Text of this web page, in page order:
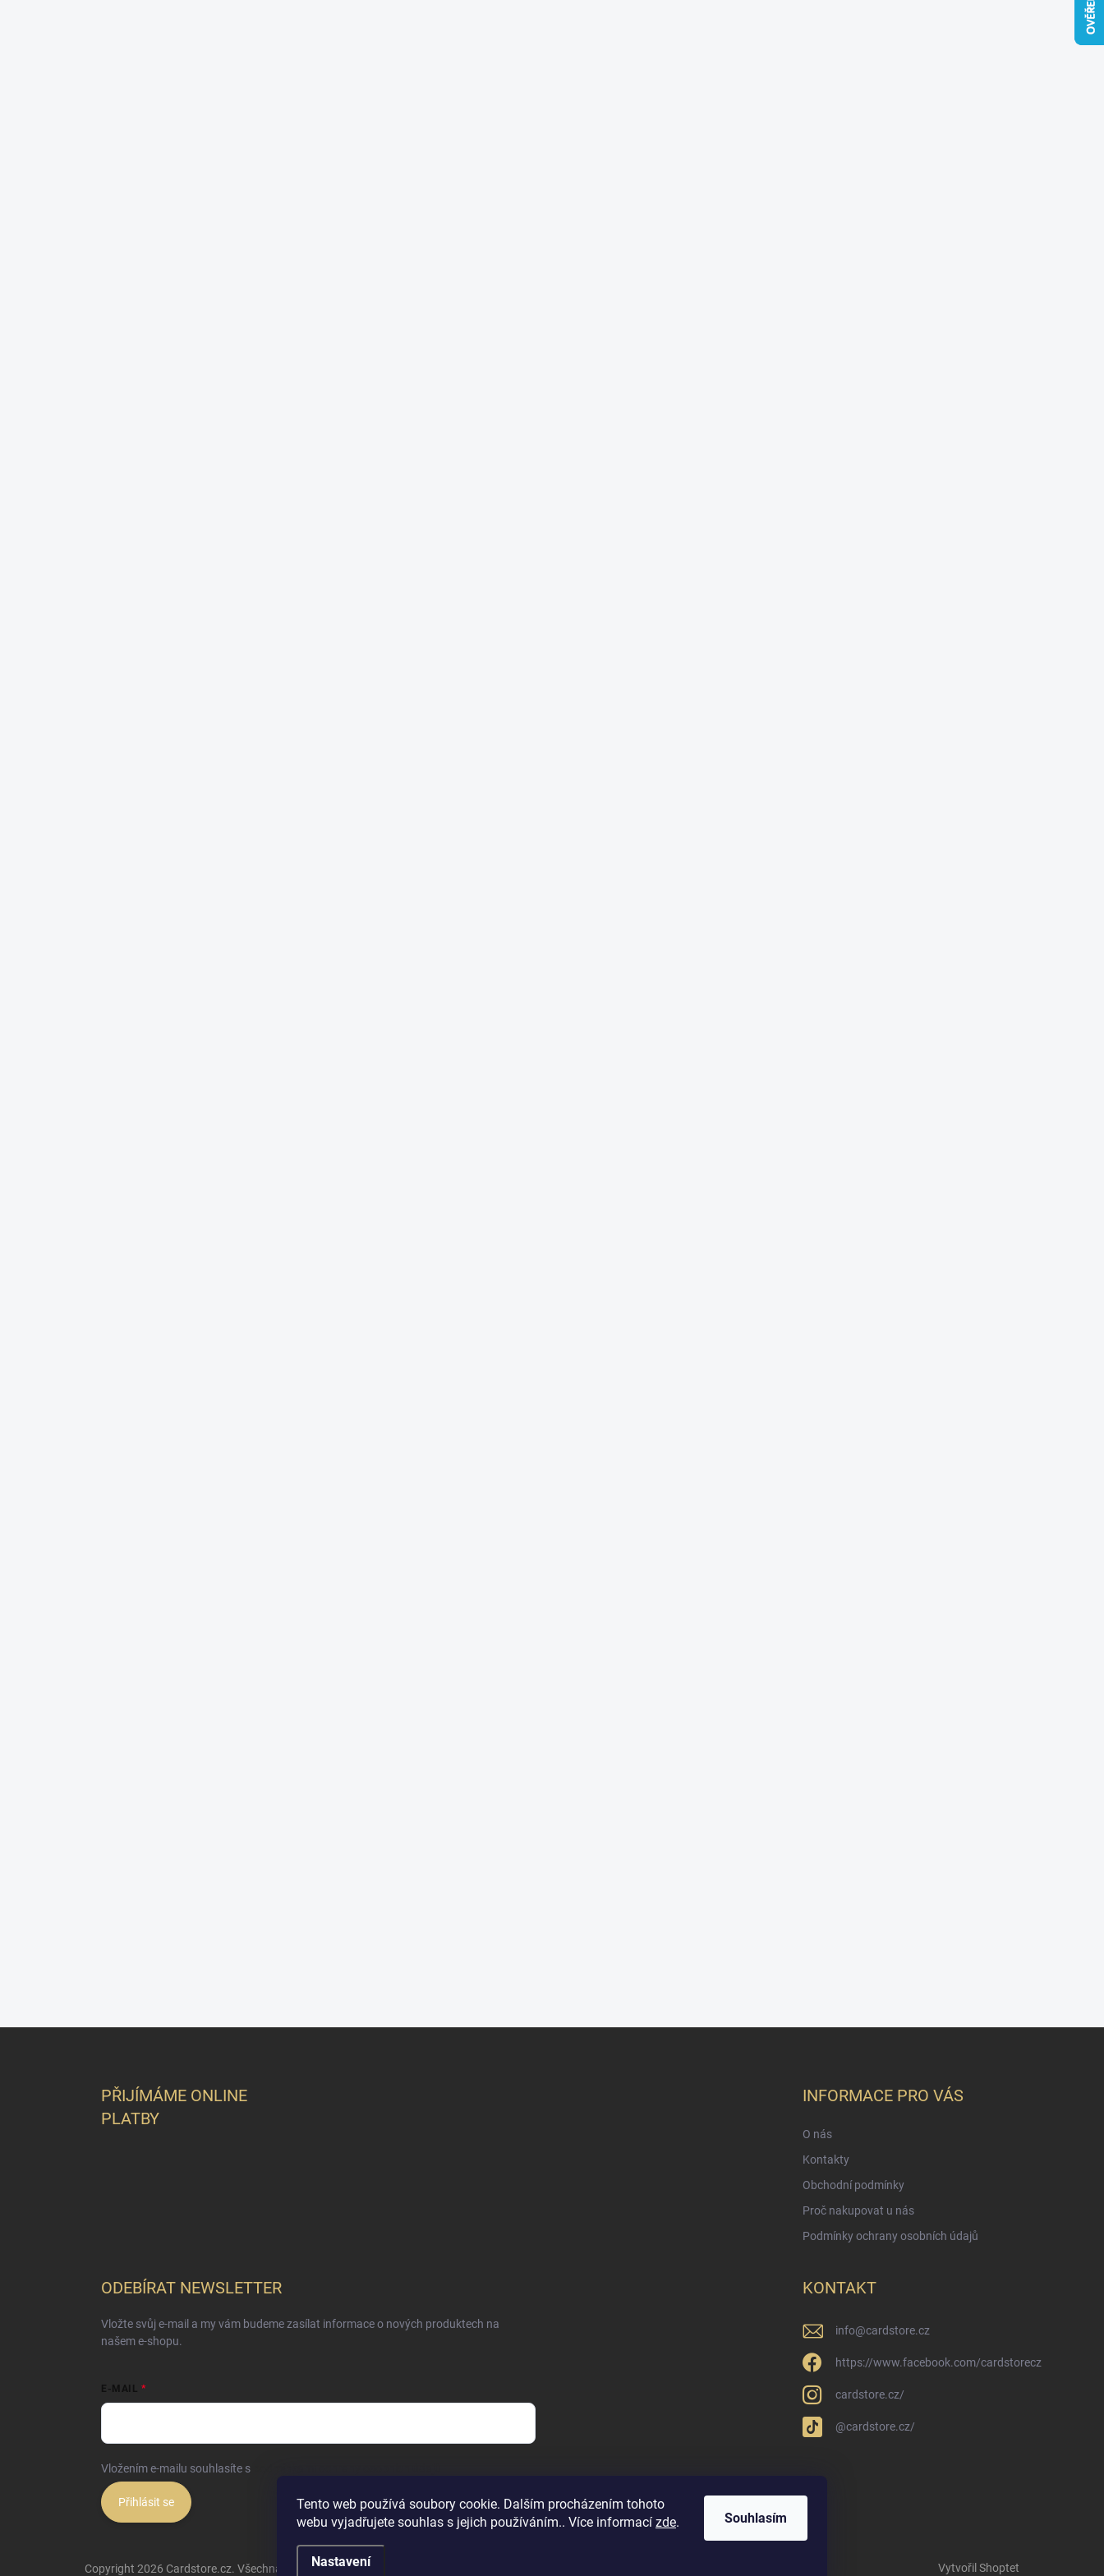
Tento web používá soubory cookie. Dalším procházením tohoto
webu vyjadřujete souhlas s jejich používáním.. Více informací zde.
Nastavení
Souhlasím
PŘIJÍMÁME ONLINE
PLATBY
INFORMACE PRO VÁS
O nás
Kontakty
Obchodní podmínky
Proč nakupovat u nás
Podmínky ochrany osobních údajů
ODEBÍRAT NEWSLETTER
Vložte svůj e-mail a my vám budeme zasílat informace o nových produktech na
našem e-shopu.
E-MAIL
Vložením e-mailu souhlasíte s
Přihlásit se
KONTAKT
info@cardstore.cz
https://www.facebook.com/cardstorecz
cardstore.cz/
@cardstore.cz/
Vytvořil Shoptet
Copyright 2026 Cardstore.cz. Všechna práva vyhrazena.